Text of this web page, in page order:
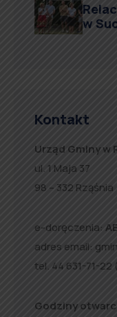
w
Kontakt
Urząd Gminy w
ul. 1 Maja 37
98 – 332 Rząśnia
e-doręczenia:
adres email:
tel. 44 631-71-
Godziny